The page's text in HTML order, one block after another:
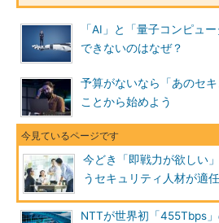
「AI」と「量子コンピュ
できないのはなぜ？
予算がないなら「あのセキ
ことから始めよう
今どき「即戦力が欲しい
うセキュリティ人材が適
NTTが世界初「455Tbps